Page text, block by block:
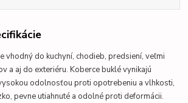
vhodný do kuchyní, chodieb, predsiení, veľmi
a aj do exteriéru.Koberce buklé vynikajú
odolnosťou proti opotrebeniu a vlhkosti,
pevne utiahnuté a odolné proti deformácii.